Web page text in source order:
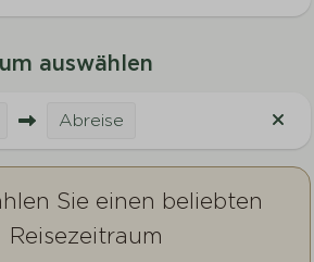
auswählen
Abreise
Sie einen beliebten
Reisezeitraum